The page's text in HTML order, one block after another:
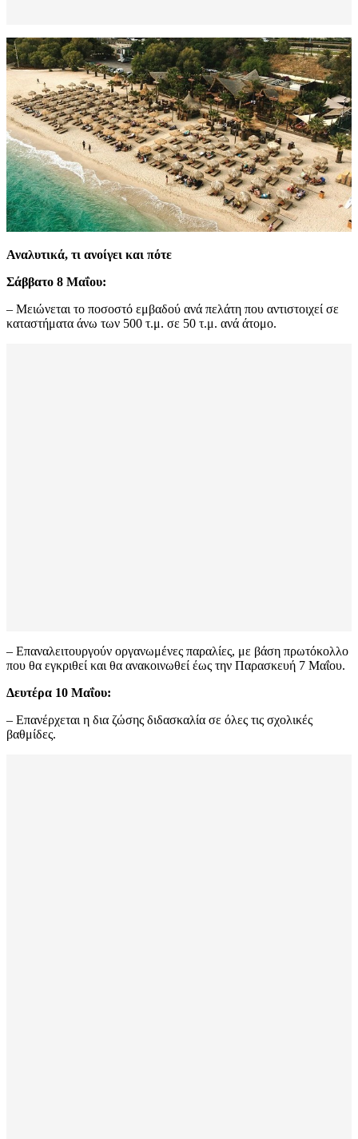
Αναλυτικά, τι ανοίγει και πότε
Σάββατο 8 Μαΐου:
– Μειώνεται το ποσοστό εμβαδού ανά πελάτη που αντιστοιχεί σε
καταστήματα άνω των 500 τ.μ. σε 50 τ.μ. ανά άτομο.
– Επαναλειτουργούν οργανωμένες παραλίες, με βάση πρωτόκολλο
που θα εγκριθεί και θα ανακοινωθεί έως την Παρασκευή 7 Μαΐου.
Δευτέρα 10 Μαΐου:
– Επανέρχεται η δια ζώσης διδασκαλία σε όλες τις σχολικές
βαθμίδες.